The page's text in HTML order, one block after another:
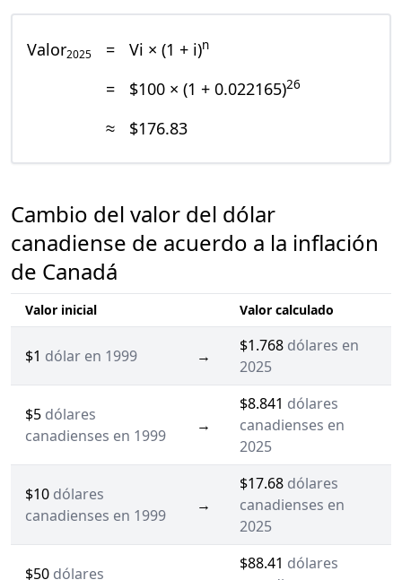
Valor2025 = Vi × (1 + i)n
= $100 × (1 + 0.022165)26
≈ $176.83
Cambio del valor del dólar
canadiense de acuerdo a la inflación
de Canadá
Valor inicial Valor calculado
$1 dólar en 1999 →
$1.768 dólares en
2025
$5 dólares
canadienses en 1999
→
$8.841 dólares
canadienses en
2025
$10 dólares
canadienses en 1999
→
$17.68 dólares
canadienses en
2025
$50 dólares
$88.41 dólares